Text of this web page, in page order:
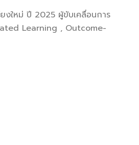
หม่ ปี 2025 ผู้ขับเคลื่อนการ
Learning , Outcome-